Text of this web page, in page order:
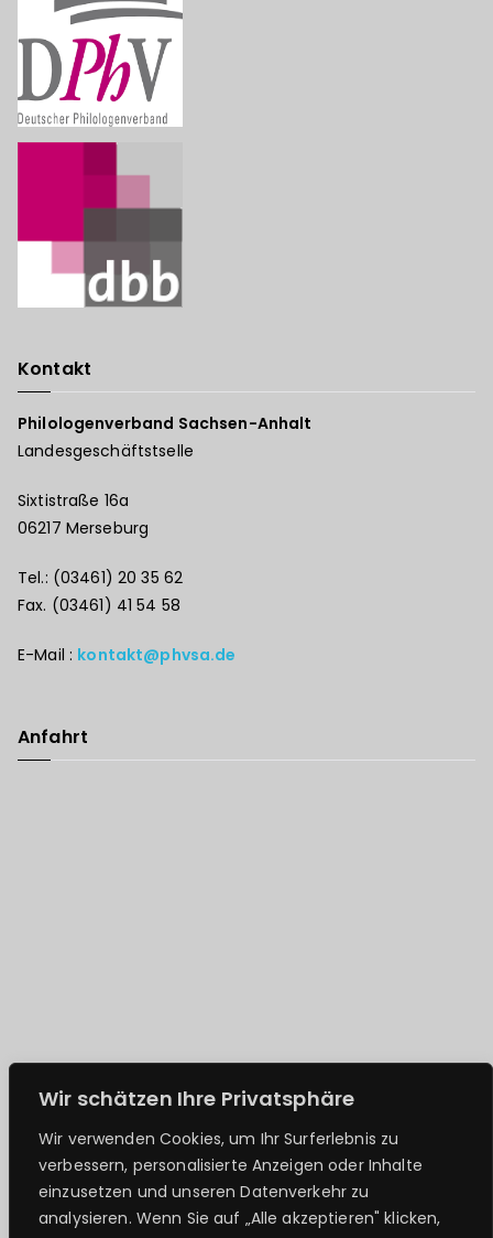
Wir schätzen Ihre Privatsphäre
Wir verwenden Cookies, um Ihr Surferlebnis zu
verbessern, personalisierte Anzeigen oder Inhalte
einzusetzen und unseren Datenverkehr zu
analysieren. Wenn Sie auf „Alle akzeptieren" klicken,
Kontakt
Philologenverband Sachsen-Anhalt
Landesgeschäftstselle
Sixtistraße 16a
06217 Merseburg
Tel.: (03461) 20 35 62
Fax. (03461) 41 54 58
E-Mail : kontakt@phvsa.de
Anfahrt